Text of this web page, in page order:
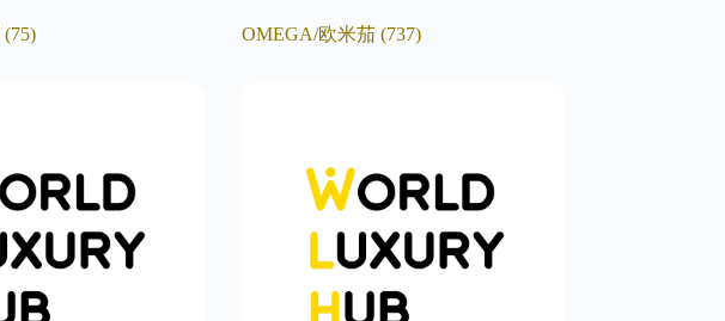
(75) OMEGA/欧米茄 (737)